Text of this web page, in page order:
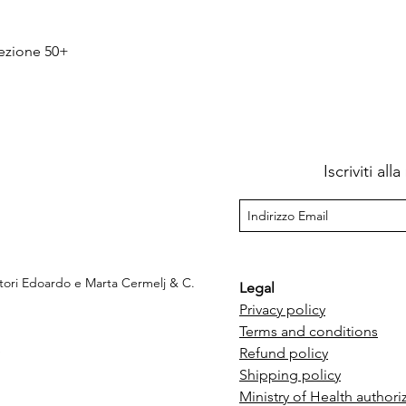
50+
Edoardo e Marta Cermelj & C.
Iscriviti
Legal
Privacy policy
Terms and conditions
Refund policy
Shipping policy
Ministry of Health